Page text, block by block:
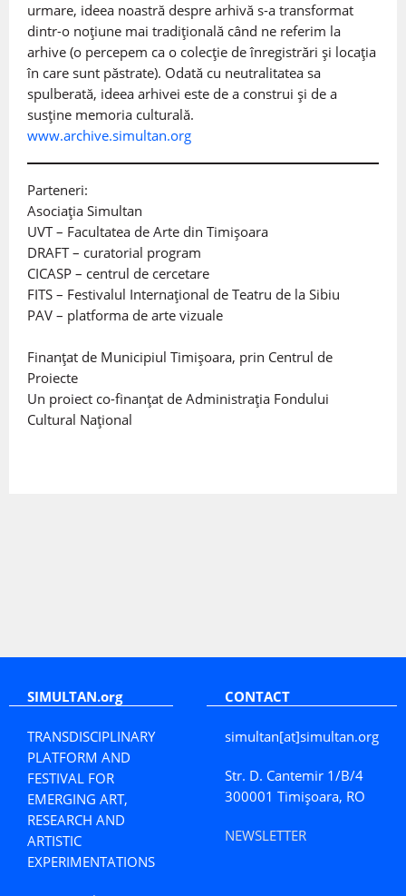
urmare, ideea noastră despre arhivă s-a transformat
dintr-o noțiune mai tradițională când ne referim la
arhive (o percepem ca o colecție de înregistrări și locația
în care sunt păstrate). Odată cu neutralitatea sa
spulberată, ideea arhivei este de a construi și de a
susține memoria culturală.
www.archive.simultan.org
Parteneri:
Asociația Simultan
UVT – Facultatea de Arte din Timișoara
DRAFT – curatorial program
CICASP – centrul de cercetare
FITS – Festivalul Internaţional de Teatru de la Sibiu
PAV – platforma de arte vizuale
Finanțat de Municipiul Timișoara, prin Centrul de
Proiecte
Un proiect co-finanțat de Administrația Fondului
Cultural Național
SIMULTAN.org
TRANSDISCIPLINARY
PLATFORM AND
FESTIVAL FOR
EMERGING ART,
RESEARCH AND
ARTISTIC
EXPERIMENTATIONS
CONTACT
simultan[at]simultan.org
Str. D. Cantemir 1/B/4
300001 Timișoara, RO
NEWSLETTER